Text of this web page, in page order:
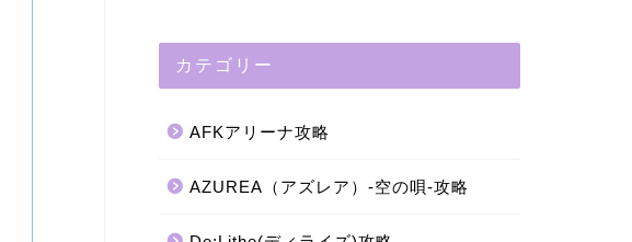
カテゴリー
AFKアリーナ攻略
AZUREA（アズレア）-空の唄-攻略